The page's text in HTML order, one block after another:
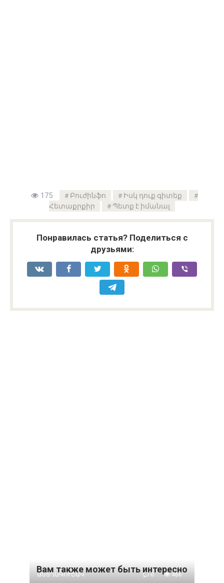
175 Բուժինֆո
Իսկ դուք գիտեք
Հետաքրքիր
Պետք է իմանալ
Понравилась статья? Поделиться с
друзьями:
Вам также может быть интересно
ԱՍՏՂԱԳՈՒՇԱԿ 0 466